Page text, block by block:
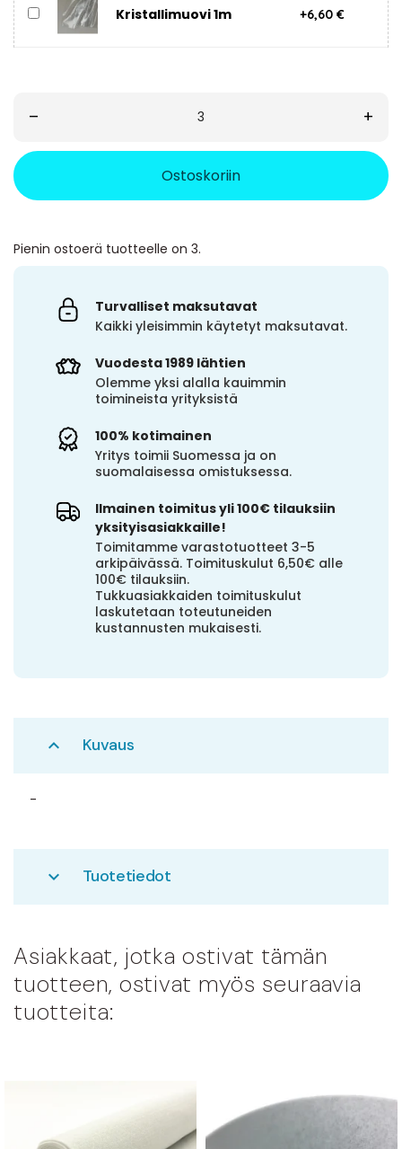
Kristallimuovi 1m +6,60 €
– +
Ostoskoriin
Pienin ostoerä tuotteelle on 3.
Turvalliset maksutavat
Kaikki yleisimmin käytetyt maksutavat.
Vuodesta 1989 lähtien
Olemme yksi alalla kauimmin
toimineista yrityksistä
100% kotimainen
Yritys toimii Suomessa ja on
suomalaisessa omistuksessa.
Ilmainen toimitus yli 100€ tilauksiin
yksityisasiakkaille!
Toimitamme varastotuotteet 3-5
arkipäivässä. Toimituskulut 6,50€ alle
100€ tilauksiin.
Tukkuasiakkaiden toimituskulut
laskutetaan toteutuneiden
kustannusten mukaisesti.
expand_less Kuvaus
-
expand_more Tuotetiedot
Asiakkaat, jotka ostivat tämän
tuotteen, ostivat myös seuraavia
tuotteita: